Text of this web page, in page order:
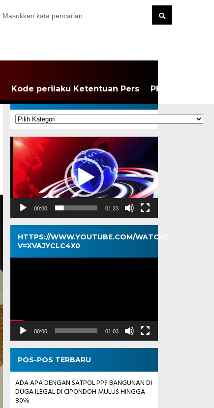
Kode perilaku Ketentuan Pers PEDOMAN
KATEGORI
Kategori
Pemutar
Video
00:00 01:23
HTTPS://WWW.YOUTUBE.COM/WATCH?
V=XVAJYCLC4X0
Pemutar
00:00 01:03
POS-POS TERBARU
ADA APA DENGAN SATPOL PP? BANGUNAN DI
DUGA ILEGAL DI CIPONDOH MULUS HINGGA
80℅